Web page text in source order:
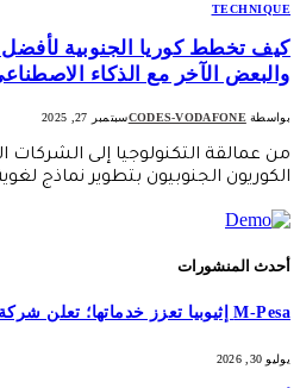
TECHNIQUE
والبعض الآخر مع الذكاء
بواسطة CODES-VODAFONEسبتمبر 27, 2025
من عمالقة التكنولوجيا إلى الشركات
الكوريون الجنوبيون بتطوير نماذج
أحدث المنشورات
M-Pesa إثيوبيا تعزز خدماتها؛ تعلن شركة Ethio Telecom عن نموها
يوليو 30, 2026